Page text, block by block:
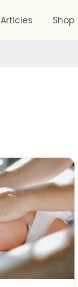
Articles Shop